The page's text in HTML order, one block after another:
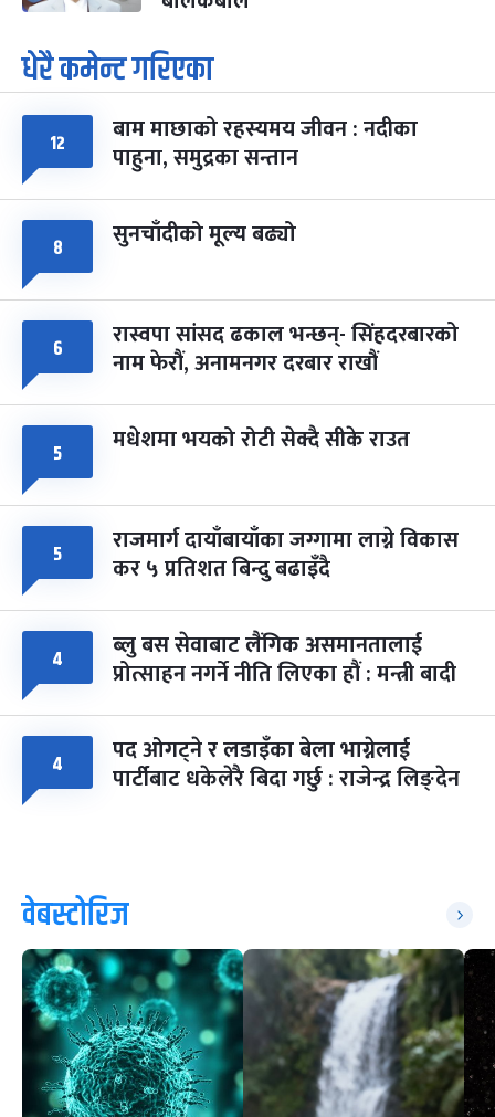
धेरै कमेन्ट गरिएका
१२ बाम माछाको रहस्यमय जीवन : नदीका
पाहुना, समुद्रका सन्तान
८ सुनचाँदीको मूल्य बढ्यो
६ रास्वपा सांसद ढकाल भन्छन्- सिंहदरबारको
नाम फेरौं, अनामनगर दरबार राखौं
५ मधेशमा भयको रोटी सेक्दै सीके राउत
५ राजमार्ग दायाँबायाँका जग्गामा लाग्ने विकास
कर ५ प्रतिशत बिन्दु बढाइँदै
४ ब्लु बस सेवाबाट लैंगिक असमानतालाई
प्रोत्साहन नगर्ने नीति लिएका हौं : मन्त्री बादी
४ पद ओगट्ने र लडाइँका बेला भाग्नेलाई
पार्टीबाट धकेलेरै बिदा गर्छु : राजेन्द्र लिङ्देन
वेबस्टोरिज